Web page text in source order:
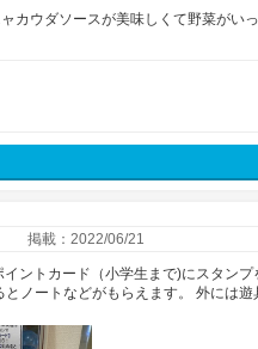
カウダソースが美味しくて野菜がい
掲載：2022/06/21
ントカード（小学生まで)にスタンプ
ノートなどがもらえます。 外には遊